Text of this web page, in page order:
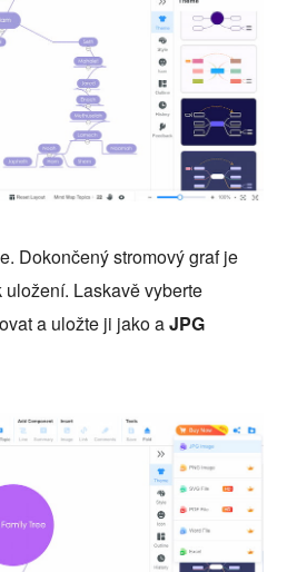
Dokončený stromový graf je
uložení. Laskavě vyberte
a uložte ji jako aJPG